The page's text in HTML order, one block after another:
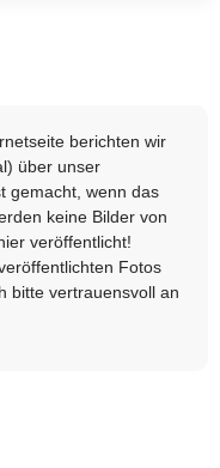
berichten wir
über unser
gemacht, wenn das
keine Bilder von
veröffentlicht!
Fotos
bitte vertrauensvoll an